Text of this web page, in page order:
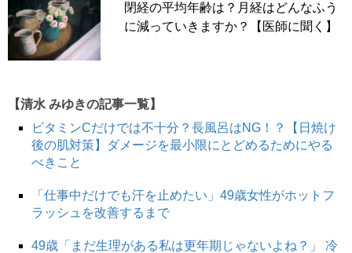
閉経の平均年齢は？月経はどんなふう
に減っていきますか？【医師に聞く】
【清水 みゆきの記事一覧】
ビタミンCだけでは不十分？長風呂はNG！？【日焼け
後の肌対策】ダメージを最小限にとどめるためにやる
べきこと
「仕事中だけでも汗を止めたい」49歳女性がホットフ
ラッシュを改善するまで
49歳「まだ生理がある私は更年期じゃないよね？」 冷